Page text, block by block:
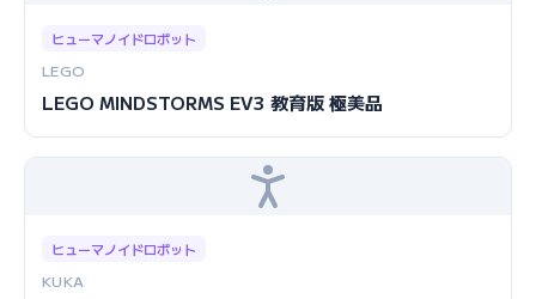
ヒューマノイドロボット
LEGO
LEGO MINDSTORMS EV3 教育版 極美品
ヒューマノイドロボット
KUKA